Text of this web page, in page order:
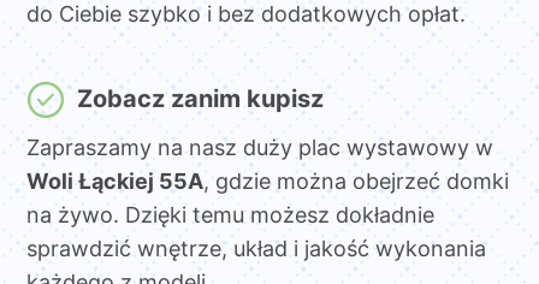
do Ciebie szybko i bez dodatkowych opłat.
Zobacz zanim kupisz
Zapraszamy na nasz duży plac wystawowy w
Woli Łąckiej 55A, gdzie można obejrzeć domki
na żywo. Dzięki temu możesz dokładnie
sprawdzić wnętrze, układ i jakość wykonania